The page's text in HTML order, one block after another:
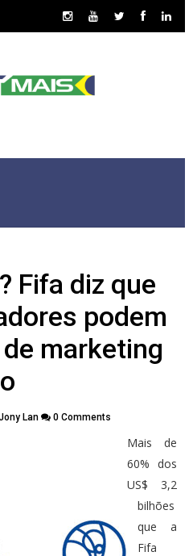
Fifa diz que
podem
marketing
Lan 0 Comments
Mais de
60% dos
US$ 3,2
bilhões
que a
Fifa